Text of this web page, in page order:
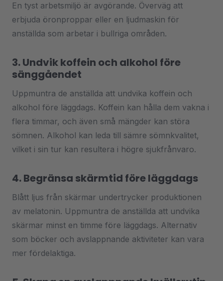
En tyst arbetsmiljö är avgörande. Överväg att
erbjuda öronproppar eller en ljudmaskin för
anställda som arbetar i bullriga områden.
3. Undvik koffein och alkohol före
sänggåendet
Uppmuntra de anställda att undvika koffein och
alkohol före läggdags. Koffein kan hålla dem vakna i
flera timmar, och även små mängder kan störa
sömnen. Alkohol kan leda till sämre sömnkvalitet,
vilket i sin tur kan resultera i högre sjukfrånvaro.
4. Begränsa skärmtid före läggdags
Blått ljus från skärmar undertrycker produktionen
av melatonin. Uppmuntra de anställda att undvika
skärmar minst en timme före läggdags. Alternativ
som böcker och avslappnande aktiviteter kan vara
mer fördelaktiga.